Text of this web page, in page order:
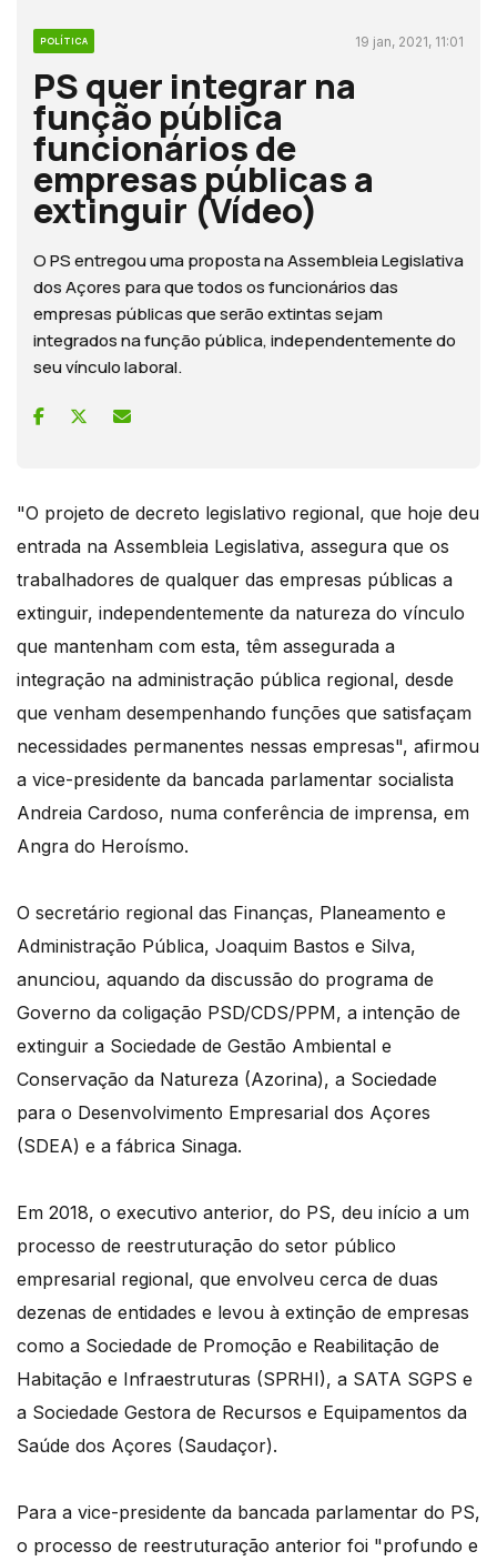
POLÍTICA 19 jan, 2021, 11:01
PS quer integrar na
função pública
funcionários de
empresas públicas a
extinguir (Vídeo)
O PS entregou uma proposta na Assembleia Legislativa
dos Açores para que todos os funcionários das
empresas públicas que serão extintas sejam
integrados na função pública, independentemente do
seu vínculo laboral.
"O projeto de decreto legislativo regional, que hoje deu
entrada na Assembleia Legislativa, assegura que os
trabalhadores de qualquer das empresas públicas a
extinguir, independentemente da natureza do vínculo
que mantenham com esta, têm assegurada a
integração na administração pública regional, desde
que venham desempenhando funções que satisfaçam
necessidades permanentes nessas empresas", afirmou
a vice-presidente da bancada parlamentar socialista
Andreia Cardoso, numa conferência de imprensa, em
Angra do Heroísmo.
O secretário regional das Finanças, Planeamento e
Administração Pública, Joaquim Bastos e Silva,
anunciou, aquando da discussão do programa de
Governo da coligação PSD/CDS/PPM, a intenção de
extinguir a Sociedade de Gestão Ambiental e
Conservação da Natureza (Azorina), a Sociedade
para o Desenvolvimento Empresarial dos Açores
(SDEA) e a fábrica Sinaga.
Em 2018, o executivo anterior, do PS, deu início a um
processo de reestruturação do setor público
empresarial regional, que envolveu cerca de duas
dezenas de entidades e levou à extinção de empresas
como a Sociedade de Promoção e Reabilitação de
Habitação e Infraestruturas (SPRHI), a SATA SGPS e
a Sociedade Gestora de Recursos e Equipamentos da
Saúde dos Açores (Saudaçor).
Para a vice-presidente da bancada parlamentar do PS,
o processo de reestruturação anterior foi "profundo e